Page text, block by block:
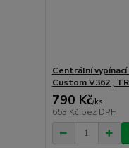
Centrální
Custom V362 ,
790 Kč/ks
653 Kč bez DPH